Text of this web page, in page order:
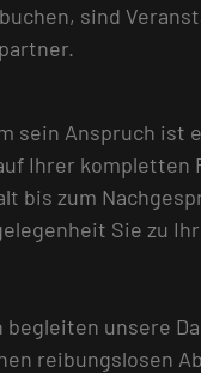
sind
sein Anspruch ist
Ihrer kompletten
bis zum
Sie zu
unsere
reibungslosen